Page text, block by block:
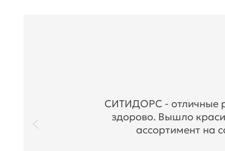
СИТИДОРС - отличные
здорово. Вышло
ассортимент на